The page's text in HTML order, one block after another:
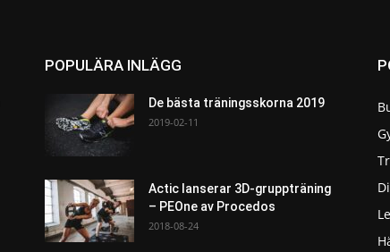
POPULÄRA INLÄGG
De bästa träningsskorna 2019
2019-02-11
Actic lanserar 3D-gruppträning
– PEOne av Procedos
2018-08-24